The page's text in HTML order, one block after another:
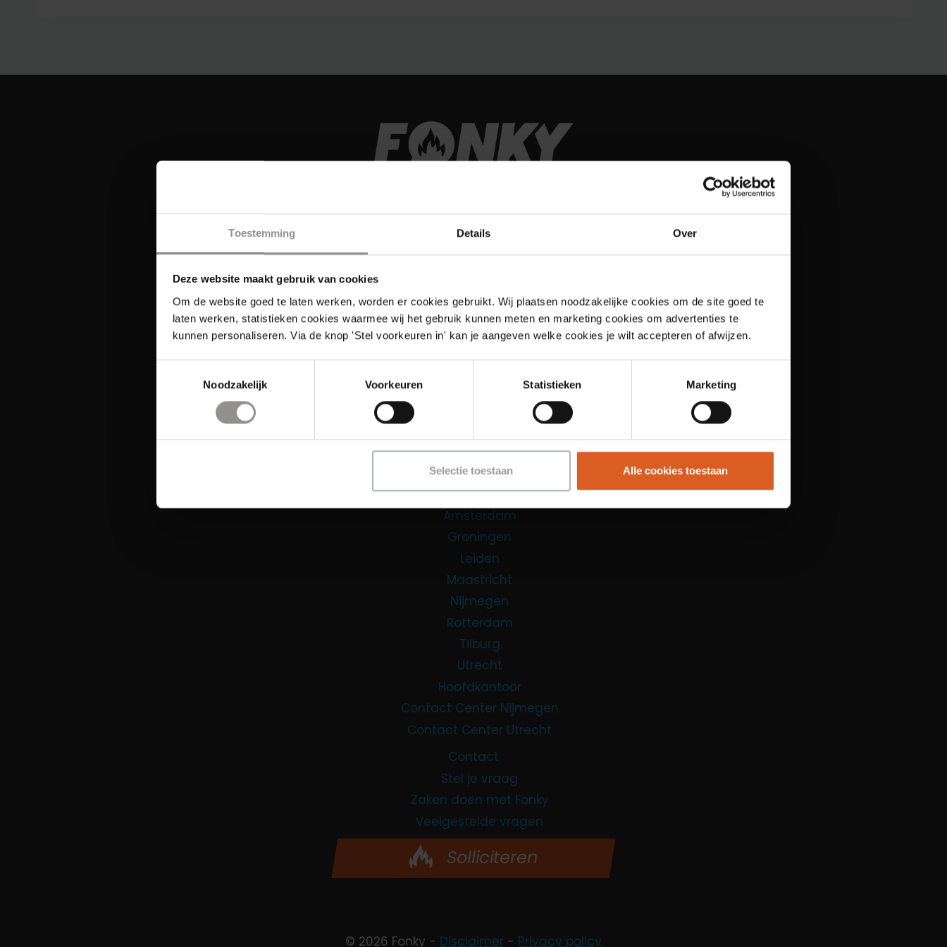
Toestemming Details Over
Deze website maakt gebruik van cookies
Om de website goed te laten werken, worden er cookies gebruikt. Wij plaatsen noodzakelijke cookies om de site goed te
laten werken, statistieken cookies waarmee wij het gebruik kunnen meten en marketing cookies om advertenties te
kunnen personaliseren. Via de knop 'Stel voorkeuren in' kan je aangeven welke cookies je wilt accepteren of afwijzen.
Noodzakelijk
Voorkeuren Statistieken Marketing
Selectie toestaan Alle cookies toestaan
Links
Functies
Contact Center Agent
Promotiemedewerker
Over ons
Locaties
Amsterdam
Groningen
Leiden
Maastricht
Nijmegen
Rotterdam
Tilburg
Utrecht
Hoofdkantoor
Contact Center Nijmegen
Contact Center Utrecht
Contact
Stel je vraag
Zaken doen met Fonky
Veelgestelde vragen
Solliciteren
© 2026 Fonky - Disclaimer - Privacy policy